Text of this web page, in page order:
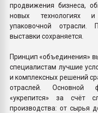
продвижения бизнеса,
новых технологиях и
упаковочной
выставки сохраняется.
Принцип «объединения»
специалистам лучшие
и комплексных решений
отраслей. Основной
«укрепится» за счёт
производства: от сырья